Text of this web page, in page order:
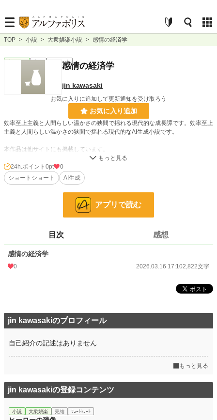
TOP > 小説 > 大衆娯楽小説 > 感情の経済学
大衆娯楽 完結 ｼｮｰﾄｼｮｰﾄ感情の経済学
jin kawasaki
お気に入りに追加して更新通知を受け取ろう
お気に入り追加
効率至上主義と人間らしい温かさの狭間で揺れる現代的な成長譚です。効率至上
主義と人間らしい温かさの狭間で揺れる現代的なAI生成小説です。
本作品は他サイトにも掲載しています。
小説 228,834 位 / 228,834 件
2,822
更新日時 2026.03.16 17:10
月間ポイント 0 pt (228,834 位)
年間ポイント 453 pt (105,569 位)
累計ポイント 453 pt (220,862 位)
24h.ポイント 0pt
0
ショートショート
AI生成
アプリで読む
目次 感想
感情の経済学
0 2026.03.16 17:102,822文字
jin kawasakiのプロフィール
自己紹介の記述はありません
もっと見る
jin kawasakiの登録コンテンツ
小説 大衆娯楽 完結 ｼｮｰﾄｼｮｰﾄ